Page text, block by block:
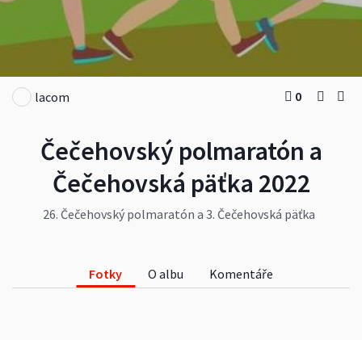
Čečehovský polmaratón a
Čečehovská päťka 2022
26. Čečehovský polmaratón a 3. Čečehovská päťka
fotografii z dvoch fotoaparátov
lacom 0
Fotky O albu Komentáře